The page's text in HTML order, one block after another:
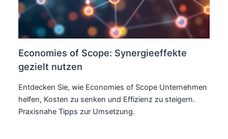
Economies of Scope: Synergieeffekte
gezielt nutzen
Entdecken Sie, wie Economies of Scope Unternehmen
helfen, Kosten zu senken und Effizienz zu steigern.
Praxisnahe Tipps zur Umsetzung.